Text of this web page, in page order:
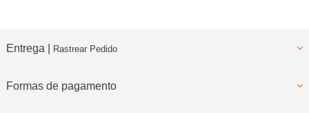
Entrega | Rastrear Pedido
Formas de pagamento